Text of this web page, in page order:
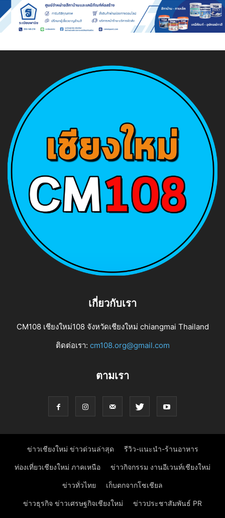
เกี่ยวกับเรา
CM108 เชียงใหม่108 จังหวัดเชียงใหม่ chiangmai Thailand
ติดต่อเรา: cm108.org@gmail.com
ตามเรา
ข่าวเชียงใหม่ ข่าวด่วนล่าสุด รีวิว-แนะนำ-ร้านอาหาร
ท่องเที่ยวเชียงใหม่ ภาคเหนือ ข่าวกิจกรรม งานอีเวนท์เชียงใหม่
ข่าวทั่วไทย เก็บตกจากโซเชียล
ข่าวธุรกิจ ข่าวเศรษฐกิจเชียงใหม่ ข่าวประชาสัมพันธ์ PR